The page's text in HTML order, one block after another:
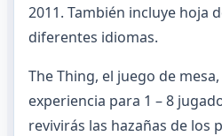
2011. También incluye hoja
diferentes idiomas.
The Thing, el juego de
experiencia para 1 – 8
revivirás las hazañas de los